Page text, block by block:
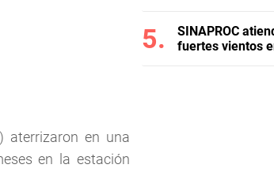
aterrizaron en una
en la estación
SINAPROC
fuertes vientos